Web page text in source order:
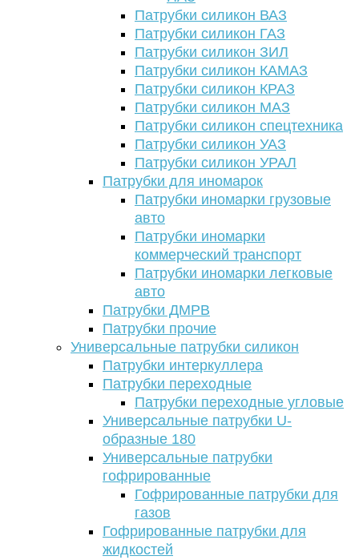
Патрубки силикон ВАЗ
Патрубки силикон ГАЗ
Патрубки силикон ЗИЛ
Патрубки силикон КАМАЗ
Патрубки силикон КРАЗ
Патрубки силикон МАЗ
Патрубки силикон спецтехника
Патрубки силикон УАЗ
Патрубки силикон УРАЛ
Патрубки для иномарок
Патрубки иномарки грузовые
авто
Патрубки иномарки
коммерческий транспорт
Патрубки иномарки легковые
авто
Патрубки ДМРВ
Патрубки прочие
Универсальные патрубки силикон
Патрубки интеркуллера
Патрубки переходные
Патрубки переходные угловые
Универсальные патрубки U-
образные 180
Универсальные патрубки
гофрированные
Гофрированные патрубки для
газов
Гофрированные патрубки для
жидкостей